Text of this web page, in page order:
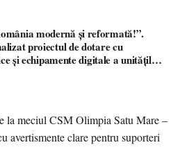
modernă și reformată!”.
proiectul de dotare cu
și echipamente digitale a unităților